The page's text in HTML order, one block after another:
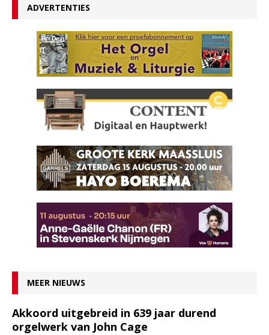
ADVERTENTIES
MEER NIEUWS
Akkoord uitgebreid in 639 jaar durend
orgelwerk van John Cage